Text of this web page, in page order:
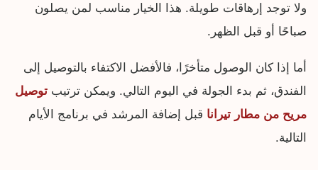
ولا توجد إرهاقات طويلة. هذا الخيار مناسب لمن يصلون
صباحًا أو قبل الظهر.
أما إذا كان الوصول متأخرًا، فالأفضل الاكتفاء بالتوصيل إلى
الفندق، ثم بدء الجولة في اليوم التالي. ويمكن ترتيب توصيل
مريح من مطار تيرانا قبل إضافة المرشد في برنامج الأيام
التالية.